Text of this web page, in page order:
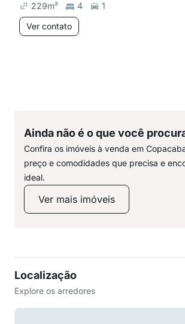
229m² 4
1
Ver contato
Ainda não é o que você
Confira os imóveis à venda em
preço e comodidades que precisa e
ideal.
Ver mais imóveis
Localização
Explore os arredores